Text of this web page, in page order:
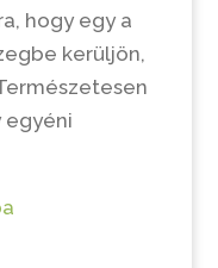
hogy egy a
kerüljön,
egyéni